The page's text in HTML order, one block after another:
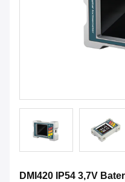
DMI420 IP54 3,7V